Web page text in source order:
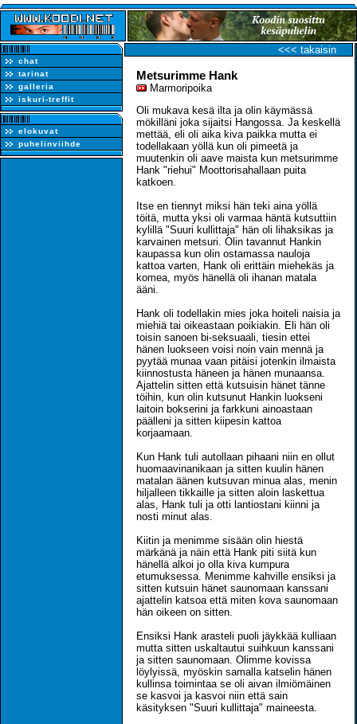
chat
tarinat
galleria
iskuri-treffit
elokuvat
puhelinviihde
<<< takaisin
Metsurimme Hank
Marmoripoika
Oli mukava kesä ilta ja olin käymässä
mökilläni joka sijaitsi Hangossa. Ja keskellä
mettää, eli oli aika kiva paikka mutta ei
todellakaan yöllä kun oli pimeetä ja
muutenkin oli aave maista kun metsurimme
Hank "riehui" Moottorisahallaan puita
katkoen.
Itse en tiennyt miksi hän teki aina yöllä
töitä, mutta yksi oli varmaa häntä kutsuttiin
kylillä "Suuri kullittaja" hän oli lihaksikas ja
karvainen metsuri. Olin tavannut Hankin
kaupassa kun olin ostamassa nauloja
kattoa varten, Hank oli erittäin miehekäs ja
komea, myös hänellä oli ihanan matala
ääni.
Hank oli todellakin mies joka hoiteli naisia ja
miehiä tai oikeastaan poikiakin. Eli hän oli
toisin sanoen bi-seksuaali, tiesin ettei
hänen luokseen voisi noin vain mennä ja
pyytää munaa vaan pitäisi jotenkin ilmaista
kiinnostusta häneen ja hänen munaansa.
Ajattelin sitten että kutsuisin hänet tänne
töihin, kun olin kutsunut Hankin luokseni
laitoin bokserini ja farkkuni ainoastaan
päälleni ja sitten kiipesin kattoa
korjaamaan.
Kun Hank tuli autollaan pihaani niin en ollut
huomaavinanikaan ja sitten kuulin hänen
matalan äänen kutsuvan minua alas, menin
hiljalleen tikkaille ja sitten aloin laskettua
alas, Hank tuli ja otti lantiostani kiinni ja
nosti minut alas.
Kiitin ja menimme sisään olin hiestä
märkänä ja näin että Hank piti siitä kun
hänellä alkoi jo olla kiva kumpura
etumuksessa. Menimme kahville ensiksi ja
sitten kutsuin hänet saunomaan kanssani
ajattelin katsoa että miten kova saunomaan
hän oikeen on sitten.
Ensiksi Hank arasteli puoli jäykkää kulliaan
mutta sitten uskaltautui suihkuun kanssani
ja sitten saunomaan. Olimme kovissa
löylyissä, myöskin samalla katselin hänen
kullinsa toimintaa se oli aivan ilmiömäinen
se kasvoi ja kasvoi niin että sain
käsityksen "Suuri kullittaja" maineesta.